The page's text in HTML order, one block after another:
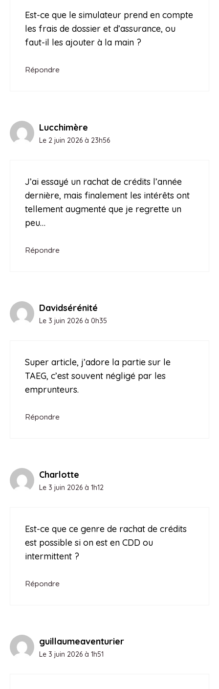
Est-ce que le simulateur prend en compte
les frais de dossier et d’assurance, ou
faut-il les ajouter à la main ?
Répondre
Lucchimère
Le 2 juin 2026 à 23h56
J’ai essayé un rachat de crédits l’année
dernière, mais finalement les intérêts ont
tellement augmenté que je regrette un
peu…
Répondre
Davidsérénité
Le 3 juin 2026 à 0h35
Super article, j’adore la partie sur le
TAEG, c’est souvent négligé par les
emprunteurs.
Répondre
Charlotte
Le 3 juin 2026 à 1h12
Est-ce que ce genre de rachat de crédits
est possible si on est en CDD ou
intermittent ?
Répondre
guillaumeaventurier
Le 3 juin 2026 à 1h51